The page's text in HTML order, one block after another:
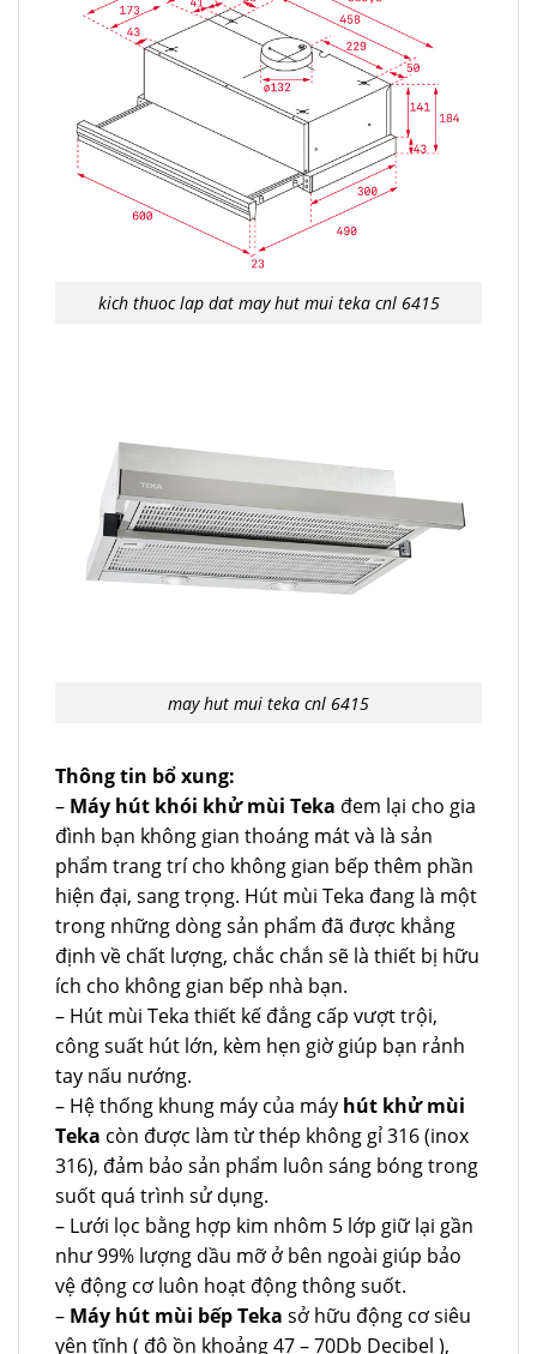
kich thuoc lap dat may hut mui teka cnl 6415
may hut mui teka cnl 6415
Thông tin bổ xung:
– Máy hút khói khử mùi Teka đem lại cho gia
đình bạn không gian thoáng mát và là sản
phẩm trang trí cho không gian bếp thêm phần
hiện đại, sang trọng. Hút mùi Teka đang là một
trong những dòng sản phẩm đã được khẳng
định về chất lượng, chắc chắn sẽ là thiết bị hữu
ích cho không gian bếp nhà bạn.
– Hút mùi Teka thiết kế đẳng cấp vượt trội,
công suất hút lớn, kèm hẹn giờ giúp bạn rảnh
tay nấu nướng.
– Hệ thống khung máy của máy hút khử mùi
Teka còn được làm từ thép không gỉ 316 (inox
316), đảm bảo sản phẩm luôn sáng bóng trong
suốt quá trình sử dụng.
– Lưới lọc bằng hợp kim nhôm 5 lớp giữ lại gần
như 99% lượng dầu mỡ ở bên ngoài giúp bảo
vệ động cơ luôn hoạt động thông suốt.
– Máy hút mùi bếp Teka sở hữu động cơ siêu
yên tĩnh ( độ ồn khoảng 47 – 70Db Decibel ),